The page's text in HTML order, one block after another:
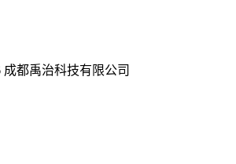
成都禹治科技有限公司